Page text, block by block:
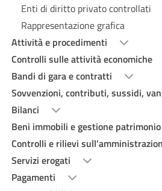
Enti di diritto privato controllati
Rappresentazione grafica
Attività e procedimenti
Controlli sulle attività economiche
Bandi di gara e contratti
Sovvenzioni, contributi, sussidi,
Bilanci
Beni immobili e gestione patrimonio
Controlli e rilievi
Servizi erogati
Pagamenti